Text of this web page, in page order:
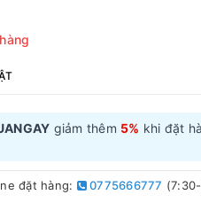
giảm thêm 5% khi đặt
đặt hàng: 0775666777